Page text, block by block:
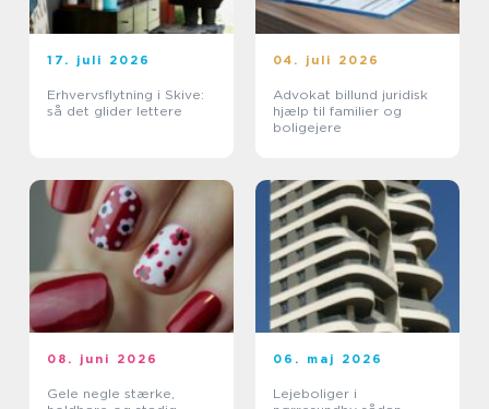
17. juli 2026
Erhvervsflytning i Skive:
så det glider lettere
04. juli 2026
Advokat billund juridisk
hjælp til familier og
boligejere
08. juni 2026
Gele negle stærke,
06. maj 2026
Lejeboliger i